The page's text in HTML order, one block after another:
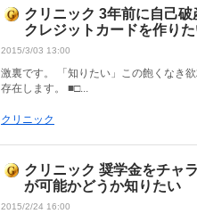
クリニック 3年前に自己
クレジットカードを作り
2015/3/03 13:00
激裏です。 「知りたい」この飽くなき
存在します。 ■□...
クリニック
クリニック 奨学金をチャ
が可能かどうか知りたい
2015/2/24 16:00